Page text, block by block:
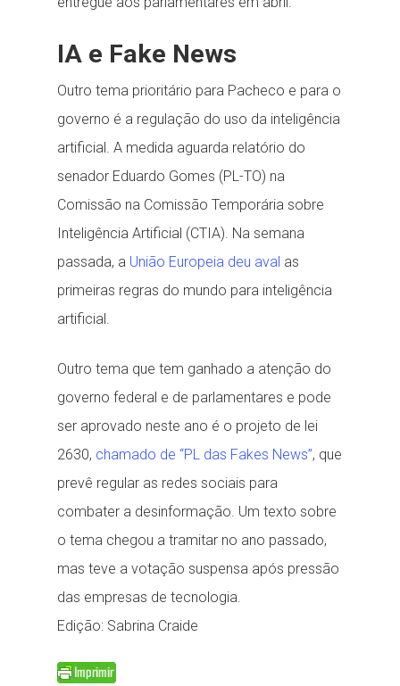
IA e Fake News
Outro tema prioritário para Pacheco e para o
governo é a regulação do uso da inteligência
artificial. A medida aguarda relatório do
senador Eduardo Gomes (PL-TO) na
Comissão na Comissão Temporária sobre
Inteligência Artificial (CTIA). Na semana
passada, a União Europeia deu aval as
primeiras regras do mundo para inteligência
artificial.
Outro tema que tem ganhado a atenção do
governo federal e de parlamentares e pode
ser aprovado neste ano é o projeto de lei
2630, chamado de “PL das Fakes News”, que
prevê regular as redes sociais para
combater a desinformação. Um texto sobre
o tema chegou a tramitar no ano passado,
mas teve a votação suspensa após pressão
das empresas de tecnologia.
Edição: Sabrina Craide